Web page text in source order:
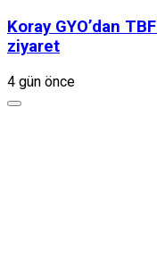
Koray GYO’dan
ziyaret
4 gün önce